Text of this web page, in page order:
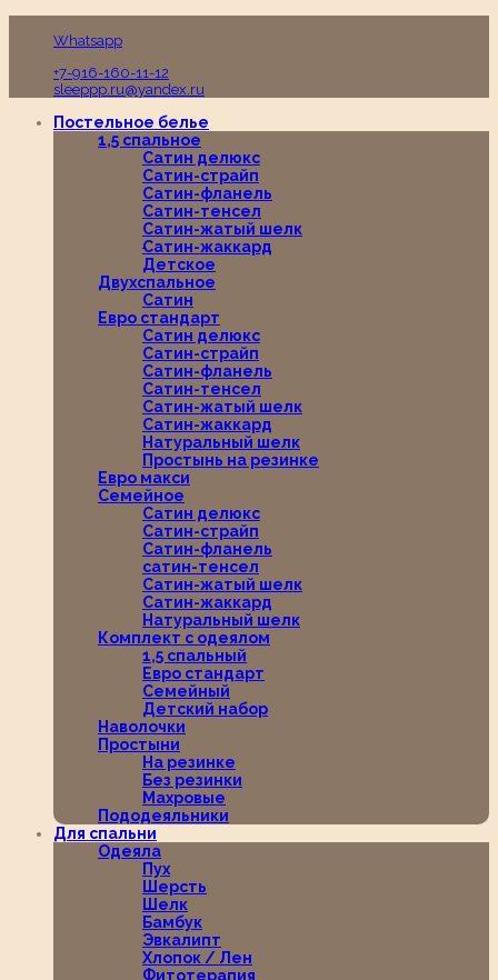
Whatsapp
+7-916-160-11-12
sleeppp.ru@yandex.ru
Постельное белье
1,5 спальное
Сатин делюкс
Сатин-страйп
Сатин-фланель
Сатин-тенсел
Сатин-жатый шелк
Сатин-жаккард
Детское
Двухспальное
Сатин
Евро стандарт
Сатин делюкс
Сатин-страйп
Сатин-фланель
Сатин-тенсел
Сатин-жатый шелк
Сатин-жаккард
Натуральный шелк
Простынь на резинке
Евро макси
Семейное
Сатин делюкс
Сатин-страйп
Сатин-фланель
сатин-тенсел
Сатин-жатый шелк
Сатин-жаккард
Натуральный шелк
Комплект с одеялом
1,5 спальный
Евро стандарт
Семейный
Детский набор
Наволочки
Простыни
На резинке
Без резинки
Махровые
Пододеяльники
Для спальни
Одеяла
Пух
Шерсть
Шелк
Бамбук
Эвкалипт
Хлопок / Лен
Фитотерапия